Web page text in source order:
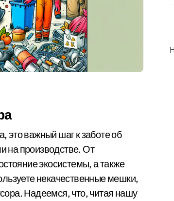
это важный шаг к заботе об
на производстве. От
экосистемы, а также
некачественные мешки,
Надеемся, что, читая нашу